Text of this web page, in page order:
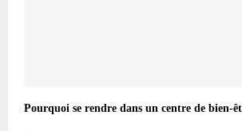
Pourquoi se rendre dans un centre de bien-